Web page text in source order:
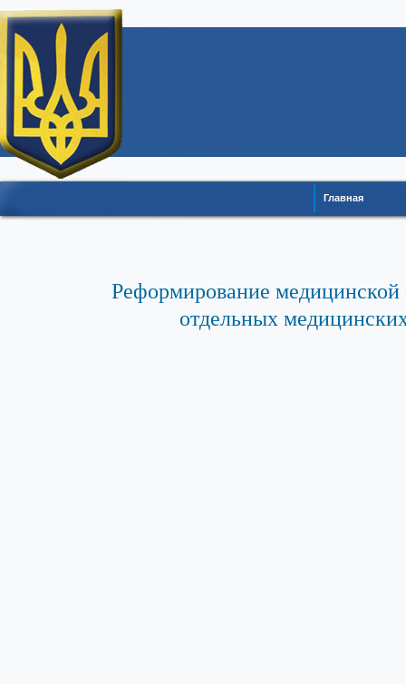
Главная
Реформирование
отдельных